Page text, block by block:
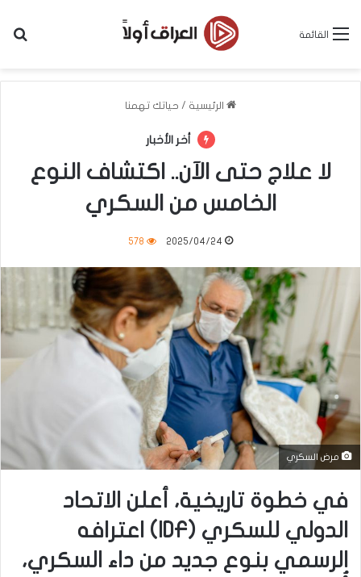
القائمة
الرئيسية / حياتك تهمنا
أخر الأخبار
لا علاج حتى الآن.. اكتشاف النوع
الخامس من السكري
2025/04/24
578
مرض السكري
في خطوة تاريخية، أعلن الاتحاد
الدولي للسكري (IDF) اعترافه
الرسمي بنوع جديد من داء السكري،